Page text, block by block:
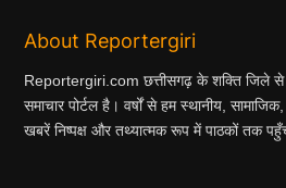
About Reportergiri
Reportergiri.com छत्तीसगढ़ के शक्ति जिले से
समाचार पोर्टल है। वर्षों से हम स्थानीय,
खबरें निष्पक्ष और तथ्यात्मक रूप में पाठकों तक